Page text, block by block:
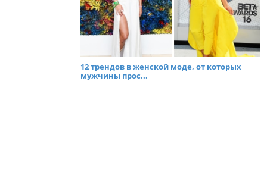
12 трендов в женской моде, от которых
мужчины прос...